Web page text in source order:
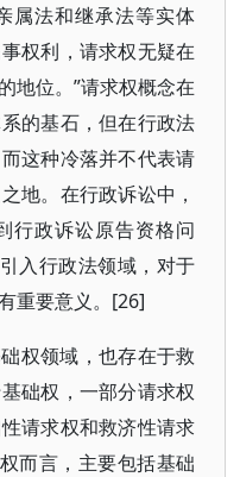
属法和继承法等实体
权利，请求权无疑在
地位。”请求权概念在
的基石，但在行政法
这种冷落并不代表请
地。在行政诉讼中，
行政诉讼原告资格问
入行政法领域，对于
重要意义。[26]
权领域，也存在于救
础权，一部分请求权
请求权和救济性请求
而言，主要包括基础